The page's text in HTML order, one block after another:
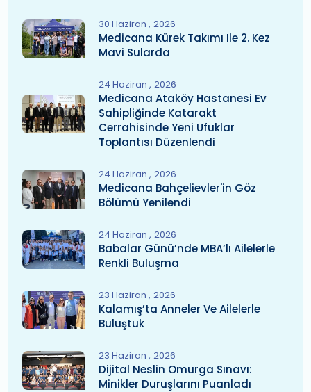
30 Haziran 2026
Medicana Kürek Takımı Ile 2. Kez
Mavi Sularda
24 Haziran 2026
Medicana Ataköy Hastanesi Ev
Sahipliğinde Katarakt
Cerrahisinde Yeni Ufuklar
Toplantısı Düzenlendi
24 Haziran 2026
Medicana Bahçelievler'in Göz
Bölümü Yenilendi
24 Haziran 2026
Babalar Günü’nde MBA’lı Ailelerle
Renkli Buluşma
23 Haziran 2026
Kalamış’ta Anneler Ve Ailelerle
Buluştuk
23 Haziran 2026
Dijital Neslin Omurga Sınavı:
Minikler Duruşlarını Puanladı